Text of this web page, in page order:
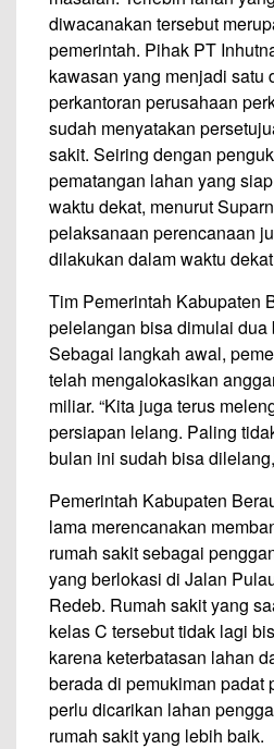
diwacanakan tersebut
pemerintah. Pihak PT
kawasan yang menjadi satu
perkantoran perusahaan
sudah menyatakan
sakit. Seiring dengan
pematangan lahan yang
waktu dekat, menurut
pelaksanaan perencanaan
dilakukan dalam waktu
Tim Pemerintah Kabupaten
pelelangan bisa dimulai dua
Sebagai langkah awal,
telah mengalokasikan
miliar. “Kita juga terus
persiapan lelang. Paling
bulan ini sudah bisa
Pemerintah Kabupaten
lama merencanakan
rumah sakit sebagai
yang berlokasi di Jalan
Redeb. Rumah sakit yang
kelas C tersebut tidak lagi
karena keterbatasan lahan
berada di pemukiman padat
perlu dicarikan lahan
rumah sakit yang lebih baik.